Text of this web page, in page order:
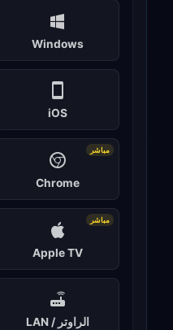
Windows
iOS
Chrome
مباشر
Apple TV
مباشر
الراوتر / LAN